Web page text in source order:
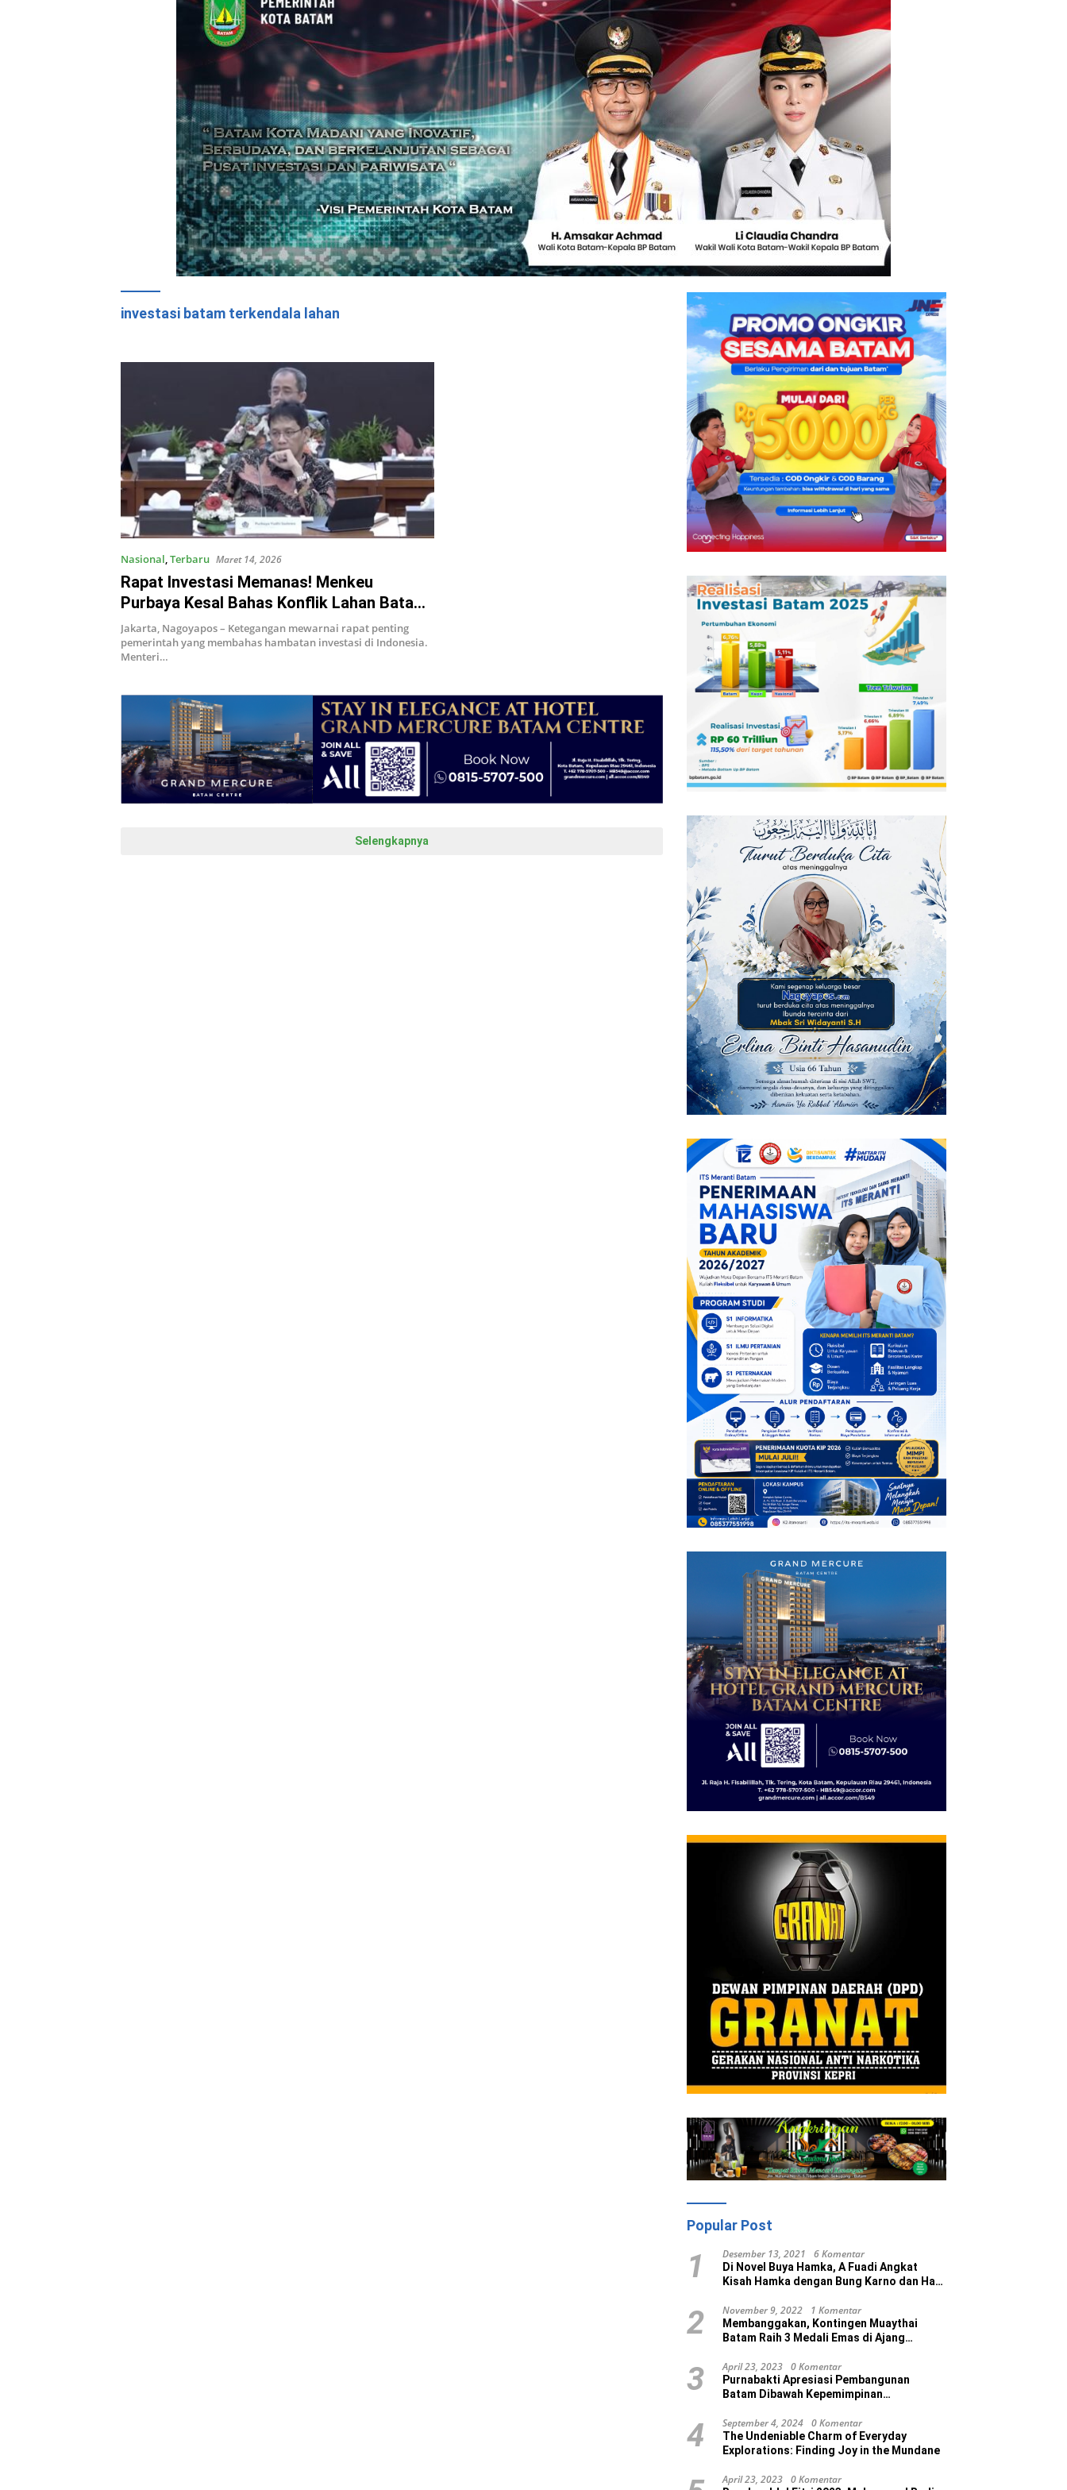
investasi batam terkendala lahan
Nasional,Terbaru Maret 14, 2026
Rapat Investasi Memanas! Menkeu
Purbaya Kesal Bahas Konflik Lahan Batam
yang Tak Kunjung Selesai
Jakarta, Nagoyapos – Ketegangan mewarnai rapat penting
pemerintah yang membahas hambatan investasi di Indonesia.
Menteri…
Selengkapnya
Popular Post
1 Desember 13, 2021 6 Komentar
Di Novel Buya Hamka, A Fuadi Angkat
Kisah Hamka dengan Bung Karno dan Haji
2 November 9, 2022 1 Komentar
Membanggakan, Kontingen Muaythai
Batam Raih 3 Medali Emas di Ajang
3 April 23, 2023 0 Komentar
Purnabakti Apresiasi Pembangunan
Batam Dibawah Kepemimpinan
4 September 4, 2024 0 Komentar
The Undeniable Charm of Everyday
Explorations: Finding Joy in the Mundane
April 23, 2023 0 Komentar